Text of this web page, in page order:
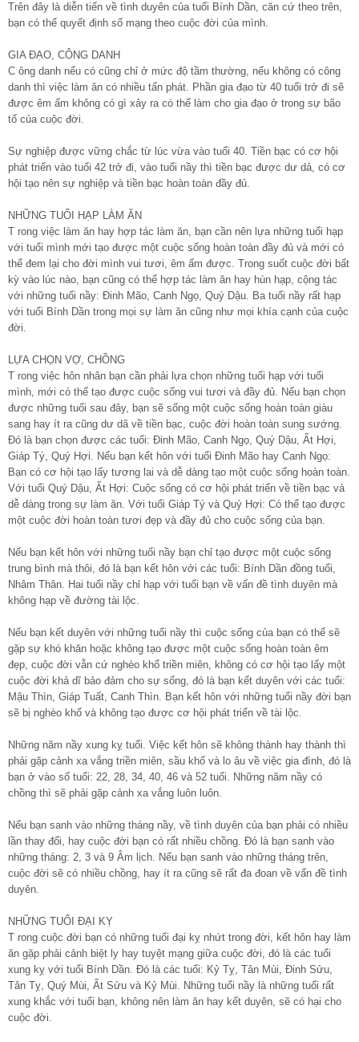
Trên đây là diễn tiến về tình duyên của tuổi Bính Dần, căn cứ theo trên,
bạn có thể quyết định số mạng theo cuộc đời của mình.
GIA ĐẠO, CÔNG DANH
C ông danh nếu có cũng chỉ ở mức độ tầm thường, nếu không có công
danh thì việc làm ăn có nhiều tấn phát. Phần gia đạo từ 40 tuổi trở đi sẽ
được êm ấm không có gì xảy ra có thể làm cho gia đạo ở trong sự bão
tố của cuộc đời.
Sự nghiệp được vững chắc từ lúc vừa vào tuổi 40. Tiền bạc có cơ hội
phát triển vào tuổi 42 trở đi, vào tuổi nầy thì tiền bạc được dư dả, có cơ
hội tạo nên sự nghiệp và tiền bạc hoàn toàn đầy đủ.
NHỮNG TUỔI HẠP LÀM ĂN
T rong việc làm ăn hay hợp tác làm ăn, bạn cần nên lựa những tuổi hạp
với tuổi mình mới tạo được một cuộc sống hoàn toàn đầy đủ và mới có
thể đem lại cho đời mình vui tươi, êm ấm được. Trong suốt cuộc đời bất
kỳ vào lúc nào, bạn cũng có thể hợp tác làm ăn hay hùn hạp, cộng tác
với những tuổi nầy: Đinh Mão, Canh Ngọ, Quý Dậu. Ba tuổi nầy rất hạp
với tuổi Bính Dần trong mọi sự làm ăn cũng như mọi khía cạnh của cuộc
đời.
LỰA CHỌN VỢ, CHỒNG
T rong việc hôn nhân bạn cần phải lựa chọn những tuổi hạp với tuổi
mình, mới có thể tạo được cuộc sống vui tươi và đầy đủ. Nếu bạn chọn
được những tuổi sau đây, bạn sẽ sống một cuộc sống hoàn toàn giàu
sang hay ít ra cũng dư dã về tiền bạc, cuộc đời hoàn toàn sung sướng.
Đó là bạn chọn được các tuổi: Đinh Mão, Canh Ngọ, Quý Dậu, Ất Hợi,
Giáp Tý, Quý Hợi. Nếu bạn kết hôn với tuổi Đinh Mão hay Canh Ngọ:
Bạn có cơ hội tạo lấy tương lai và dễ dàng tạo một cuộc sống hoàn toàn.
Với tuổi Quý Dậu, Ất Hợi: Cuộc sống có cơ hội phát triển về tiền bạc và
dễ dàng trong sự làm ăn. Với tuổi Giáp Tý và Quý Hợi: Có thể tạo được
một cuộc đời hoàn toàn tươi đẹp và đầy đủ cho cuộc sống của bạn.
Nếu bạn kết hôn với những tuổi nầy bạn chỉ tạo được một cuộc sống
trung bình mà thôi, đó là bạn kết hôn với các tuổi: Bính Dần đồng tuổi,
Nhâm Thân. Hai tuổi nầy chỉ hạp với tuổi bạn về vấn đề tình duyên mà
không hạp về đường tài lộc.
Nếu bạn kết duyên với những tuổi nầy thì cuộc sống của bạn có thể sẽ
gặp sự khó khăn hoặc không tạo được một cuộc sống hoàn toàn êm
đẹp, cuộc đời vẫn cứ nghèo khổ triền miên, không có cơ hội tạo lấy một
cuộc đời khả dĩ bảo đảm cho sự sống, đó là bạn kết duyên với các tuổi:
Mậu Thìn, Giáp Tuất, Canh Thìn. Bạn kết hôn với những tuổi nầy đời bạn
sẽ bị nghèo khổ và không tạo được cơ hội phát triển về tài lộc.
Những năm nầy xung kỵ tuổi. Việc kết hôn sẽ không thành hay thành thì
phải gặp cảnh xa vắng triền miên, sầu khổ và lo âu về việc gia đình, đó là
bạn ở vào số tuổi: 22, 28, 34, 40, 46 và 52 tuổi. Những năm nầy có
chồng thì sẽ phải gặp cảnh xa vắng luôn luôn.
Nếu bạn sanh vào những tháng nầy, về tình duyên của bạn phải có nhiều
lần thay đổi, hay cuộc đời bạn có rất nhiều chồng. Đó là bạn sanh vào
những tháng: 2, 3 và 9 Âm lịch. Nếu bạn sanh vào những tháng trên,
cuộc đời sẽ có nhiều chồng, hay ít ra cũng sẽ rất đa đoan về vấn đề tình
duyên.
NHỮNG TUỔI ĐẠI KỴ
T rong cuộc đời bạn có những tuổi đại kỵ nhứt trong đời, kết hôn hay làm
ăn gặp phải cảnh biệt ly hay tuyệt mạng giữa cuộc đời, đó là các tuổi
xung kỵ với tuổi Bính Dần. Đó là các tuổi: Kỷ Tỵ, Tân Mùi, Đinh Sửu,
Tân Tỵ, Quý Mùi, Ất Sửu và Kỷ Mùi. Những tuổi nầy là những tuổi rất
xung khắc với tuổi bạn, không nên làm ăn hay kết duyên, sẽ có hại cho
cuộc đời.